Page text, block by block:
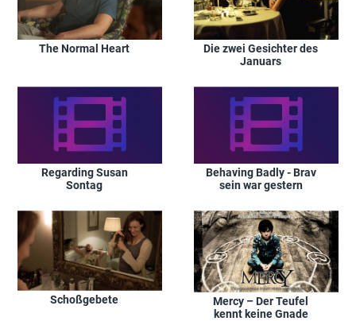
The Normal Heart
Die zwei Gesichter des
Januars
Regarding Susan
Sontag
Behaving Badly - Brav
sein war gestern
Schoßgebete
Mercy – Der Teufel
kennt keine Gnade